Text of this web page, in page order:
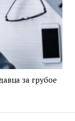
за грубое